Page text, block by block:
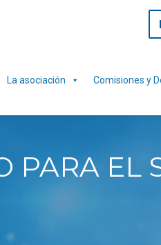
La asociación Comisiones y
PARA EL